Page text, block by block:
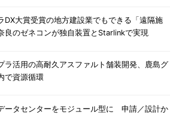
DX大賞受賞の地方建設業でもできる「遠隔施
良のゼネコンが独自装置とStarlinkで実現
ラ活用の高耐久アスファルト舗装開発、鹿島グ
で資源循環
ータセンターをモジュール型に 申請／設計か